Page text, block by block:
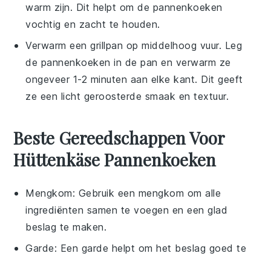
warm zijn. Dit helpt om de pannenkoeken
vochtig en zacht te houden.
Verwarm een grillpan op middelhoog vuur. Leg
de pannenkoeken in de pan en verwarm ze
ongeveer 1-2 minuten aan elke kant. Dit geeft
ze een licht geroosterde smaak en textuur.
Beste Gereedschappen Voor
Hüttenkäse Pannenkoeken
Mengkom: Gebruik een mengkom om alle
ingrediënten samen te voegen en een glad
beslag te maken.
Garde: Een garde helpt om het beslag goed te